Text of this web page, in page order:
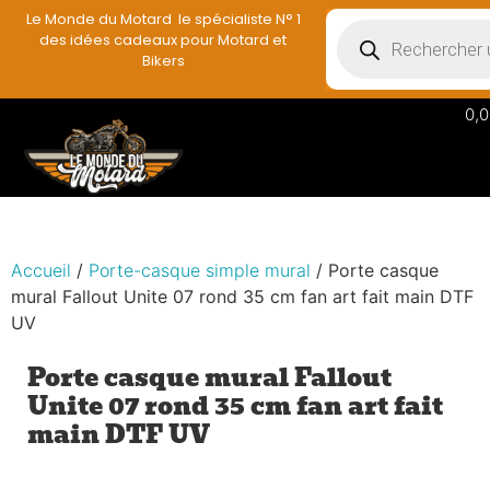
Le Monde du Motard le spécialiste N° 1
des idées cadeaux pour Motard et
Bikers
Accueil / Porte-casque simple mural / Porte casque
mural Fallout Unite 07 rond 35 cm fan art fait main DTF
UV
Porte casque mural Fallout
Unite 07 rond 35 cm fan art fait
main DTF UV